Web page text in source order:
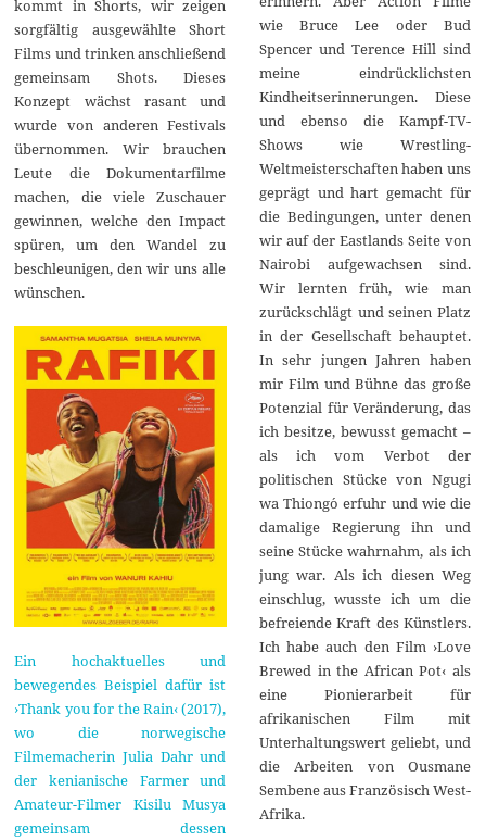
kommt in Shorts, wir zeigen
sorgfältig ausgewählte Short
Films und trinken anschließend
gemeinsam Shots. Dieses
Konzept wächst rasant und
wurde von anderen Festivals
übernommen. Wir brauchen
Leute die Dokumentarfilme
machen, die viele Zuschauer
gewinnen, welche den Impact
spüren, um den Wandel zu
beschleunigen, den wir uns alle
wünschen.
Ein hochaktuelles und
bewegendes Beispiel dafür ist
›Thank you for the Rain‹ (2017),
wo die norwegische
Filmemacherin Julia Dahr und
der kenianische Farmer und
Amateur-Filmer Kisilu Musya
gemeinsam dessen
wie Bruce Lee oder Bud
Spencer und Terence Hill sind
meine eindrücklichsten
Kindheitserinnerungen. Diese
und ebenso die Kampf-TV-
Shows wie Wrestling-
Weltmeisterschaften haben uns
geprägt und hart gemacht für
die Bedingungen, unter denen
wir auf der Eastlands Seite von
Nairobi aufgewachsen sind.
Wir lernten früh, wie man
zurückschlägt und seinen Platz
in der Gesellschaft behauptet.
In sehr jungen Jahren haben
mir Film und Bühne das große
Potenzial für Veränderung, das
ich besitze, bewusst gemacht –
als ich vom Verbot der
politischen Stücke von Ngugi
wa Thiong´o erfuhr und wie die
damalige Regierung ihn und
seine Stücke wahrnahm, als ich
jung war. Als ich diesen Weg
einschlug, wusste ich um die
befreiende Kraft des Künstlers.
Ich habe auch den Film ›Love
Brewed in the African Pot‹ als
eine Pionierarbeit für
afrikanischen Film mit
Unterhaltungswert geliebt, und
die Arbeiten von Ousmane
Sembene aus Französisch West-
Afrika.